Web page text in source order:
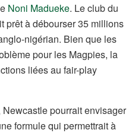
Noni Madueke. Le club du
prêt à débourser 35 millions
nigérian. Bien que les
pour les Magpies, la
liées au fair-play
pourrait envisager
formule qui permettrait à